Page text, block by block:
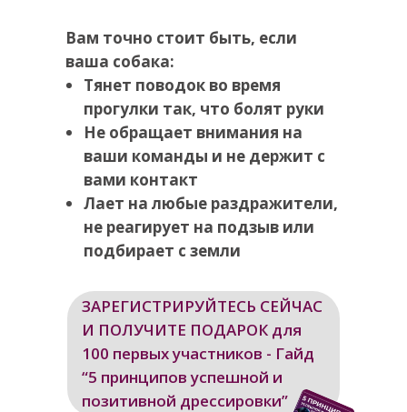
Вам точно стоит быть, если
ваша собака:
Тянет поводок во время
прогулки так, что болят руки
Не обращает внимания на
ваши команды и не держит с
вами контакт
Лает на любые раздражители,
не реагирует на подзыв или
подбирает с земли
ЗАРЕГИСТРИРУЙТЕСЬ СЕЙЧАС
И ПОЛУЧИТЕ ПОДАРОК для
100 первых участников - Гайд
“5 принципов успешной и
позитивной дрессировки”